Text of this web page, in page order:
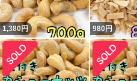
1,380円 980円